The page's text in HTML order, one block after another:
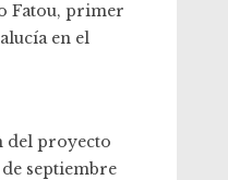
Fatou, primer
en el
del proyecto
septiembre